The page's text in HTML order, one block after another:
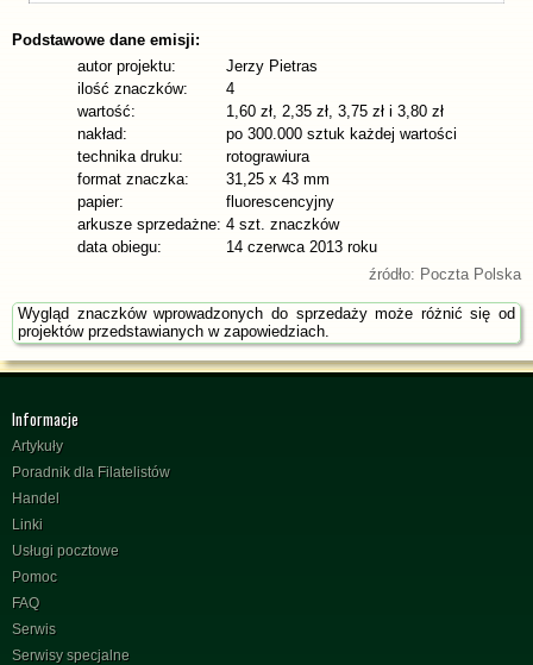
Podstawowe dane emisji:
autor projektu:
Jerzy Pietras
ilość znaczków:
4
wartość:
1,60 zł, 2,35 zł, 3,75 zł i 3,80 zł
nakład:
po 300.000 sztuk każdej wartości
technika druku:
rotograwiura
format znaczka:
31,25 x 43 mm
papier:
fluorescencyjny
arkusze sprzedażne: 4 szt. znaczków
data obiegu:
14 czerwca 2013 roku
źródło: Poczta Polska
Wygląd znaczków wprowadzonych do sprzedaży może różnić się od
projektów przedstawianych w zapowiedziach.
Informacje
Artykuły
Poradnik dla Filatelistów
Handel
Linki
Usługi pocztowe
Pomoc
FAQ
Serwis
Serwisy specjalne